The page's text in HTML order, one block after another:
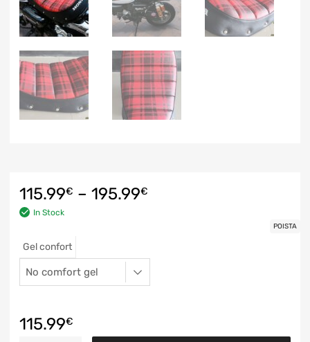
115.99€ – 195.99€
In Stock
Gel confort
POISTA
115.99€